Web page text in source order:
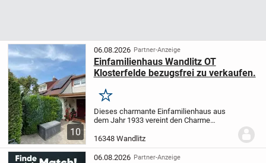
10
06.08.2026 Partner-Anzeige
Einfamilienhaus Wandlitz OT
Klosterfelde bezugsfrei zu verkaufen.
Merken
Dieses charmante Einfamilienhaus aus
dem Jahr 1933 vereint den Charme
Wohnkomfort. In ruhiger Lage von
Klosterfelde, unweit vom Bahnhof
gelegen, bietet es auf einem...
16348 Wandlitz
06.08.2026 Partner-Anzeige